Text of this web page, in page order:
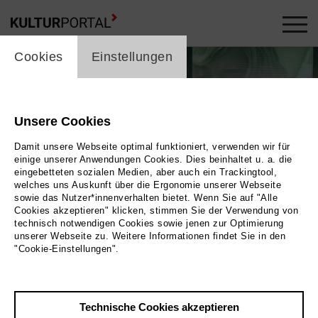
cookie_layer
Cookies Einstellungen
Unsere Cookies
Damit unsere Webseite optimal funktioniert, verwenden wir für
einige unserer Anwendungen Cookies. Dies beinhaltet u. a. die
eingebetteten sozialen Medien, aber auch ein Trackingtool,
welches uns Auskunft über die Ergonomie unserer Webseite
sowie das Nutzer*innenverhalten bietet. Wenn Sie auf "Alle
Cookies akzeptieren" klicken, stimmen Sie der Verwendung von
technisch notwendigen Cookies sowie jenen zur Optimierung
unserer Webseite zu. Weitere Informationen findet Sie in den
"Cookie-Einstellungen".
Technische Cookies akzeptieren